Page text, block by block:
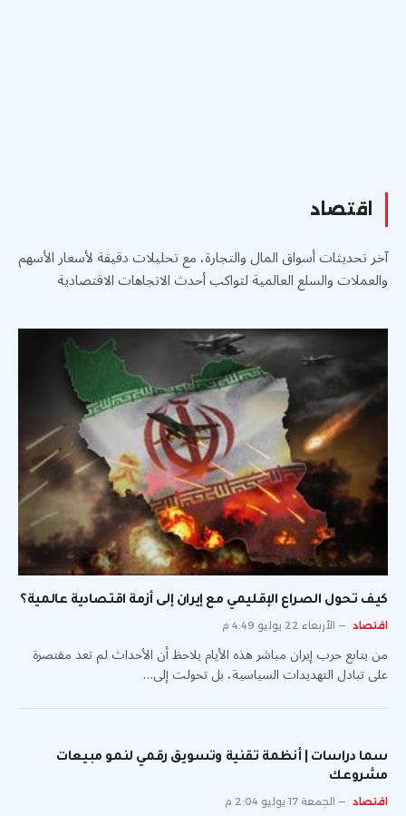
اقتصاد
آخر تحديثات أسواق المال والتجارة، مع تحليلات دقيقة لأسعار الأسهم
والعملات والسلع العالمية لتواكب أحدث الاتجاهات الاقتصادية
كيف تحول الصراع الإقليمي مع إيران إلى أزمة اقتصادية عالمية؟
اقتصاد الأربعاء 22 يوليو 4:49 م
من يتابع حرب إيران مباشر هذه الأيام يلاحظ أن الأحداث لم تعد مقتصرة
على تبادل التهديدات السياسية، بل تحولت إلى…
سما دراسات | أنظمة تقنية وتسويق رقمي لنمو مبيعات
مشروعك
اقتصاد الجمعة 17 يوليو 2:04 م